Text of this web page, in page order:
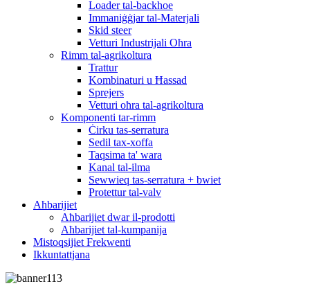
Loader tal-backhoe
Immaniġġjar tal-Materjali
Skid steer
Vetturi Industrijali Oħra
Rimm tal-agrikoltura
Trattur
Kombinaturi u Ħassad
Sprejers
Vetturi oħra tal-agrikoltura
Komponenti tar-rimm
Ċirku tas-serratura
Sedil tax-xoffa
Taqsima ta' wara
Kanal tal-ilma
Sewwieq tas-serratura + bwiet
Protettur tal-valv
Aħbarijiet
Aħbarijiet dwar il-prodotti
Aħbarijiet tal-kumpanija
Mistoqsijiet Frekwenti
Ikkuntattjana